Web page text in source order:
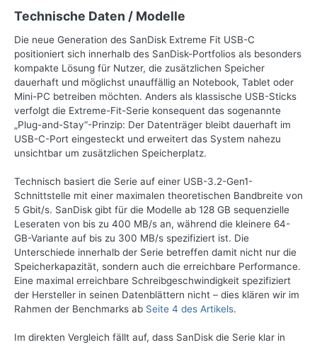
Technische Daten / Modelle
Die neue Generation des SanDisk Extreme Fit USB-C
positioniert sich innerhalb des SanDisk-Portfolios als besonders
kompakte Lösung für Nutzer, die zusätzlichen Speicher
dauerhaft und möglichst unauffällig an Notebook, Tablet oder
Mini-PC betreiben möchten. Anders als klassische USB-Sticks
verfolgt die Extreme-Fit-Serie konsequent das sogenannte
„Plug-and-Stay“-Prinzip: Der Datenträger bleibt dauerhaft im
USB-C-Port eingesteckt und erweitert das System nahezu
unsichtbar um zusätzlichen Speicherplatz.
Technisch basiert die Serie auf einer USB-3.2-Gen1-
Schnittstelle mit einer maximalen theoretischen Bandbreite von
5 Gbit/s. SanDisk gibt für die Modelle ab 128 GB sequenzielle
Leseraten von bis zu 400 MB/s an, während die kleinere 64-
GB-Variante auf bis zu 300 MB/s spezifiziert ist. Die
Unterschiede innerhalb der Serie betreffen damit nicht nur die
Speicherkapazität, sondern auch die erreichbare Performance.
Eine maximal erreichbare Schreibgeschwindigkeit spezifiziert
der Hersteller in seinen Datenblättern nicht – dies klären wir im
Rahmen der Benchmarks ab Seite 4 des Artikels.
Im direkten Vergleich fällt auf, dass SanDisk die Serie klar in